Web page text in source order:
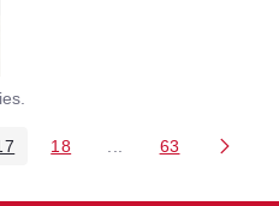
Use TAB to navigate.
Page Page
18 Intermediate Pages
Page
63